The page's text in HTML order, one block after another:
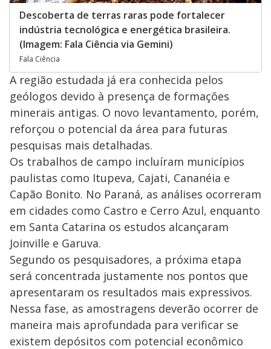
Descoberta de terras raras pode fortalecer
indústria tecnológica e energética brasileira.
(Imagem: Fala Ciência via Gemini)
Fala Ciência
A região estudada já era conhecida pelos
geólogos devido à presença de formações
minerais antigas. O novo levantamento, porém,
reforçou o potencial da área para futuras
pesquisas mais detalhadas.
Os trabalhos de campo incluíram municípios
paulistas como Itupeva, Cajati, Cananéia e
Capão Bonito. No Paraná, as análises ocorreram
em cidades como Castro e Cerro Azul, enquanto
em Santa Catarina os estudos alcançaram
Joinville e Garuva.
Segundo os pesquisadores, a próxima etapa
será concentrada justamente nos pontos que
apresentaram os resultados mais expressivos.
Nessa fase, as amostragens deverão ocorrer de
maneira mais aprofundada para verificar se
existem depósitos com potencial econômico